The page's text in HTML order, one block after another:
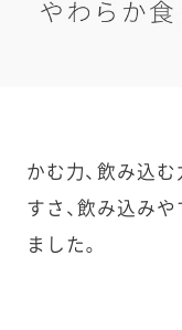
かむ力、飲み込
すさ、飲み込み
ました。